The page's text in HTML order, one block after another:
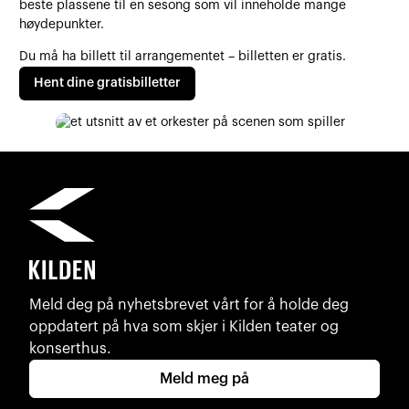
beste plassene til en sesong som vil inneholde mange
høydepunkter.
Du må ha billett til arrangementet – billetten er gratis.
Hent dine gratisbilletter
Meld deg på nyhetsbrevet vårt for å holde deg
oppdatert på hva som skjer i Kilden teater og
konserthus.
Meld meg på